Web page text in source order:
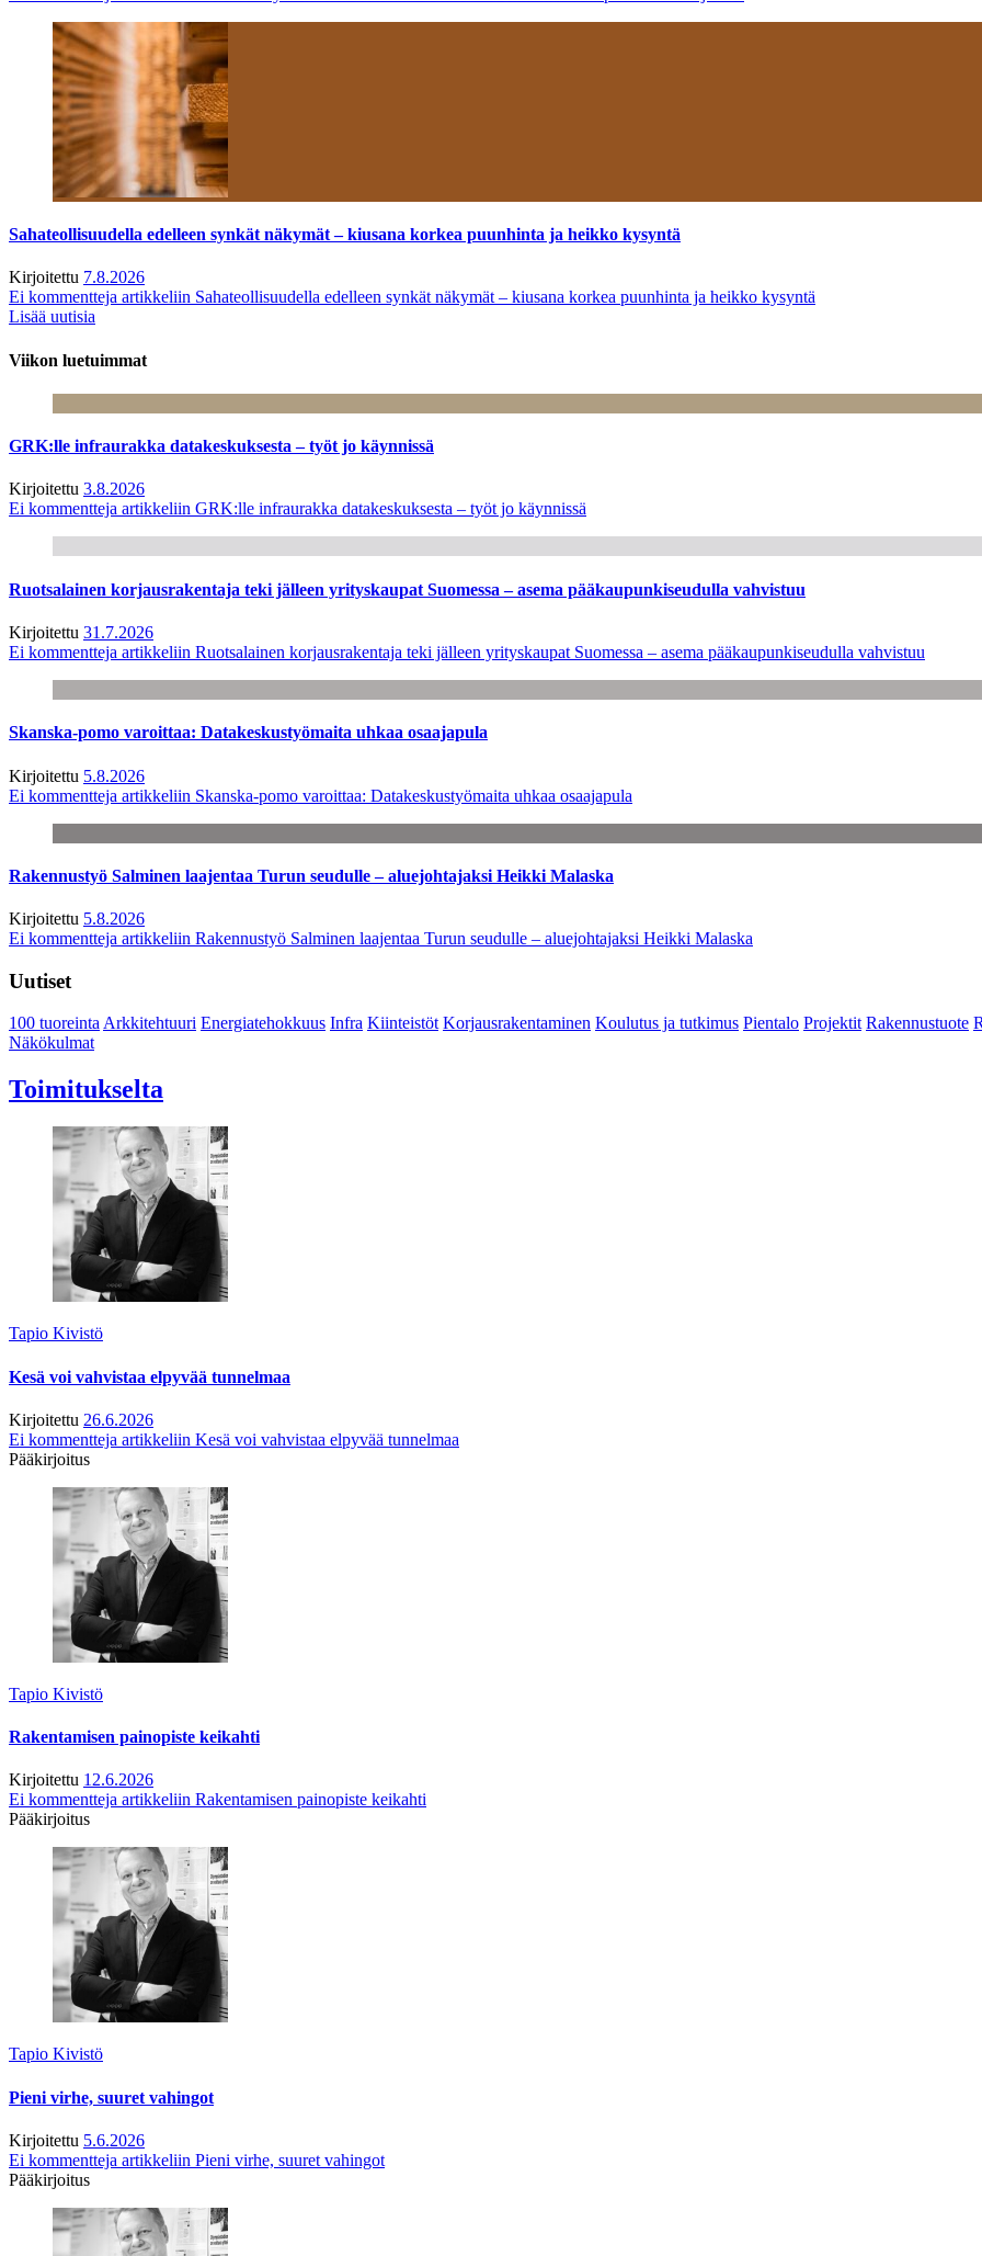
Sahateollisuudella edelleen synkät näkymät – kiusana korkea puunhinta ja heikko kysyntä
Kirjoitettu 7.8.2026
Ei kommentteja artikkeliin Sahateollisuudella edelleen synkät näkymät – kiusana korkea puunhinta ja heikko kysyntä
Lisää uutisia
Viikon luetuimmat
GRK:lle infraurakka datakeskuksesta – työt jo käynnissä
Kirjoitettu 3.8.2026
Ei kommentteja artikkeliin GRK:lle infraurakka datakeskuksesta – työt jo käynnissä
Ruotsalainen korjausrakentaja teki jälleen yrityskaupat Suomessa – asema pääkaupunkiseudulla vahvistuu
Kirjoitettu 31.7.2026
Ei kommentteja artikkeliin Ruotsalainen korjausrakentaja teki jälleen yrityskaupat Suomessa – asema pääkaupunkiseudulla vahvistuu
Skanska-pomo varoittaa: Datakeskustyömaita uhkaa osaajapula
Kirjoitettu 5.8.2026
Ei kommentteja artikkeliin Skanska-pomo varoittaa: Datakeskustyömaita uhkaa osaajapula
Rakennustyö Salminen laajentaa Turun seudulle – aluejohtajaksi Heikki Malaska
Kirjoitettu 5.8.2026
Ei kommentteja artikkeliin Rakennustyö Salminen laajentaa Turun seudulle – aluejohtajaksi Heikki Malaska
Uutiset
100 tuoreintaArkkitehtuuri Energiatehokkuus Infra Kiinteistöt Korjausrakentaminen Koulutus ja tutkimus Pientalo Projektit Rakennustuote
Näkökulmat
Toimitukselta
Tapio Kivistö
Kesä voi vahvistaa elpyvää tunnelmaa
Kirjoitettu 26.6.2026
Ei kommentteja artikkeliin Kesä voi vahvistaa elpyvää tunnelmaa
Pääkirjoitus
Tapio Kivistö
Rakentamisen painopiste keikahti
Kirjoitettu 12.6.2026
Ei kommentteja artikkeliin Rakentamisen painopiste keikahti
Pääkirjoitus
Tapio Kivistö
Pieni virhe, suuret vahingot
Kirjoitettu 5.6.2026
Ei kommentteja artikkeliin Pieni virhe, suuret vahingot
Pääkirjoitus